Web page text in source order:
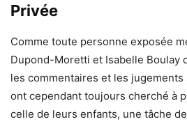
Privée
Comme toute personne exposée
Dupond-Moretti et Isabelle Boulay
les commentaires et les
ont cependant toujours cherché à
celle de leurs enfants, une tâche